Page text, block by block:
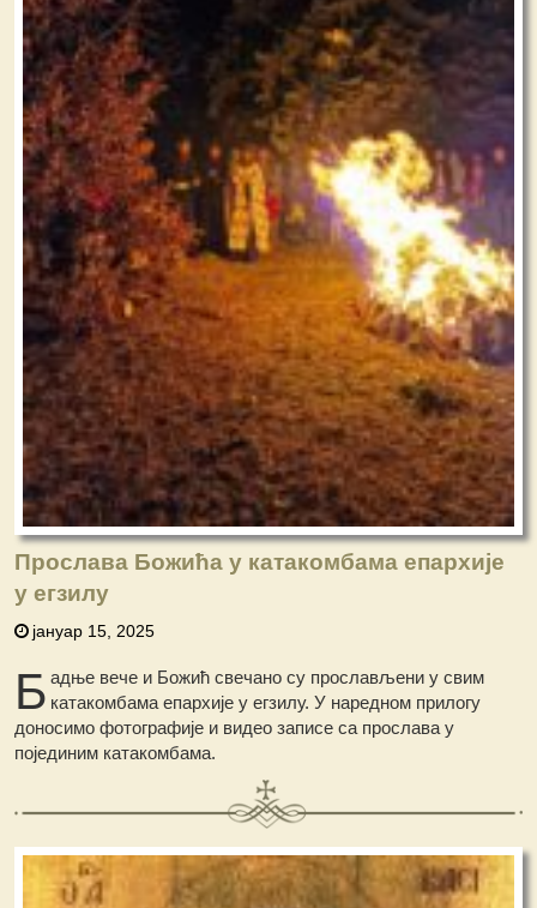
Прослава Божића у катакомбама епархије
у егзилу
јануар 15, 2025
Б адње вече и Божић свечано су прослављени у свим
катакомбама епархије у егзилу. У наредном прилогу
доносимо фотографије и видео записе са прослава у
појединим катакомбама.